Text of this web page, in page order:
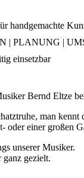
handgemachte
| PLANUNG |
einsetzbar
Bernd Eltze
man
oder einer großen
unserer Musiker.
gezielt.